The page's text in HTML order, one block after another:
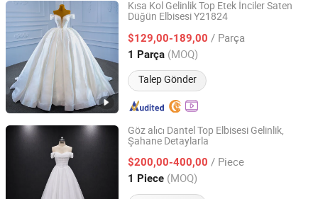
Kısa Kol Gelinlik Top Etek İnciler Saten
Düğün Elbisesi Y21824
$129,00-189,00 / Parça
1 Parça (MOQ)
Talep Gönder
Suzhou Leader Apparel Co., Ltd.
Jiangsu, China Fiyat 2013
Göz alıcı Dantel Top Elbisesi Gelinlik,
Şahane Detaylarla
$200,00-400,00 / Piece
1 Piece (MOQ)
One More Couture Apparel Designing Co., Ltd.
Jiangsu, China Fiyat 2026